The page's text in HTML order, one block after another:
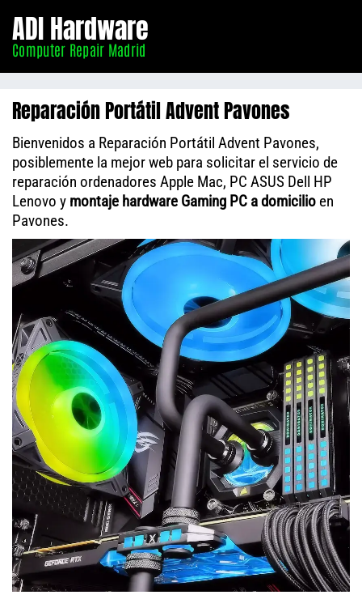
Madrid
ADI Hardware
Computer Repair Madrid
Reparación Portátil Advent Pavones
Bienvenidos a Reparación Portátil Advent Pavones,
posiblemente la mejor web para solicitar el servicio de
reparación ordenadores Apple Mac, PC ASUS Dell HP
Lenovo y montaje hardware Gaming PC a domicilio en
Pavones.